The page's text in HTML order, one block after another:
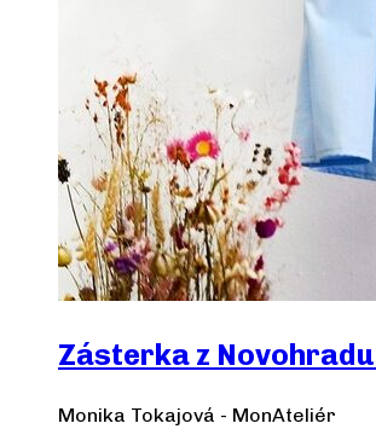
Zásterka z
Monika Tokajová - MonAteliér